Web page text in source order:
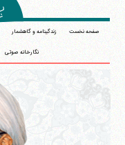
صفحه نخست زندگینامه و گاهشمار
نگارخانه صوتی